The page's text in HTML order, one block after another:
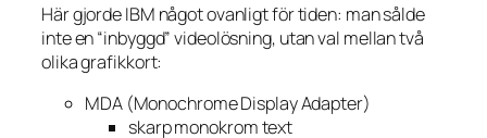
Här gjorde IBM något ovanligt för tiden: man sålde
inte en “inbyggd” videolösning, utan val mellan två
olika grafikkort:
MDA (Monochrome Display Adapter)
skarp monokrom text